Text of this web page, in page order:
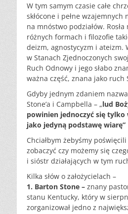
W tym samym czasie całe
skłócone i pełne
na mnóstwo podziałów.
różnych formach i filozofie
deizm, agnostycyzm i ateizm.
w Stanach Zjednoczonych
Ruch Odnowy i jego słabo
ważna część, znana jako ruch
Gdyby jednym zdaniem
Stone’a i Campbella – „lud
powinien jednoczyć się tylko
jako jedyną podstawę wiarę”
Chciałbym żebyśmy
zobaczyć czy możemy się
i sióstr działających w tym
Kilka słów o założycielach –
1. Barton Stone – znany
stanu Kentucky, który w
zorganizował jedno z